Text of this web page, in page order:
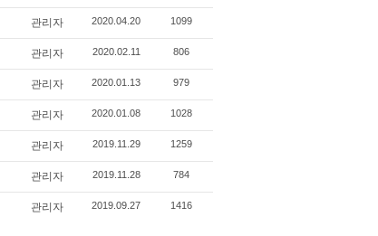
관리자 2020.04.20 1099
관리자 2020.02.11 806
관리자 2020.01.13 979
관리자 2020.01.08 1028
관리자 2019.11.29 1259
관리자 2019.11.28 784
관리자 2019.09.27 1416